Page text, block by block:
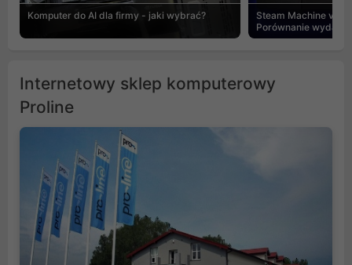
Komputer do AI dla firmy - jaki wybrać?
Steam Machine vs
Porównanie
Internetowy sklep komputerowy
Proline